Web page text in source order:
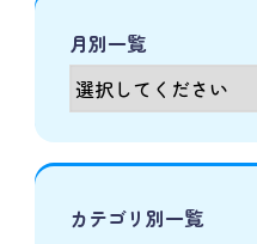
月別一覧
カテゴリ別一覧